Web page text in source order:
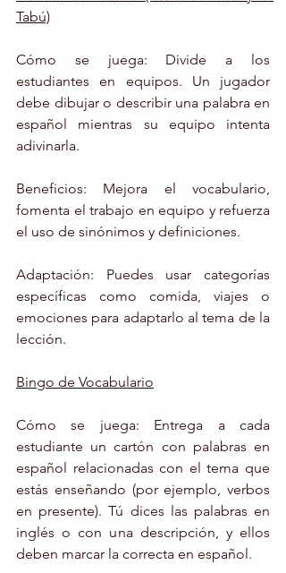
Tabú)
Cómo se juega: Divide a los
estudiantes en equipos. Un jugador
debe dibujar o describir una palabra en
español mientras su equipo intenta
adivinarla.
Beneficios: Mejora el vocabulario,
fomenta el trabajo en equipo y refuerza
el uso de sinónimos y definiciones.
Adaptación: Puedes usar categorías
específicas como comida, viajes o
emociones para adaptarlo al tema de la
lección.
Bingo de Vocabulario
Cómo se juega: Entrega a cada
estudiante un cartón con palabras en
español relacionadas con el tema que
estás enseñando (por ejemplo, verbos
en presente). Tú dices las palabras en
inglés o con una descripción, y ellos
deben marcar la correcta en español.